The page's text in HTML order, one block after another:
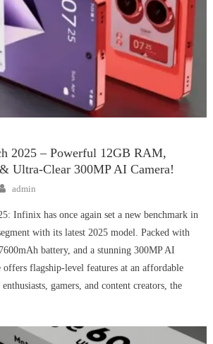
2025 – Powerful 12GB RAM,
Ultra-Clear 300MP AI Camera!
Author
admin
Infinix has once again set a new benchmark in
with its latest 2025 model. Packed with
battery, and a stunning 300MP AI
offers flagship-level features at an affordable
gamers, and content creators, the